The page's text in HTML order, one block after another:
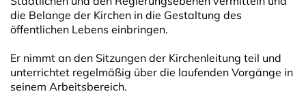
die Belange der Kirchen in die Gestaltung des
öffentlichen Lebens einbringen.
Er nimmt an den Sitzungen der Kirchenleitung teil und
unterrichtet regelmäßig über die laufenden Vorgänge in
seinem Arbeitsbereich.